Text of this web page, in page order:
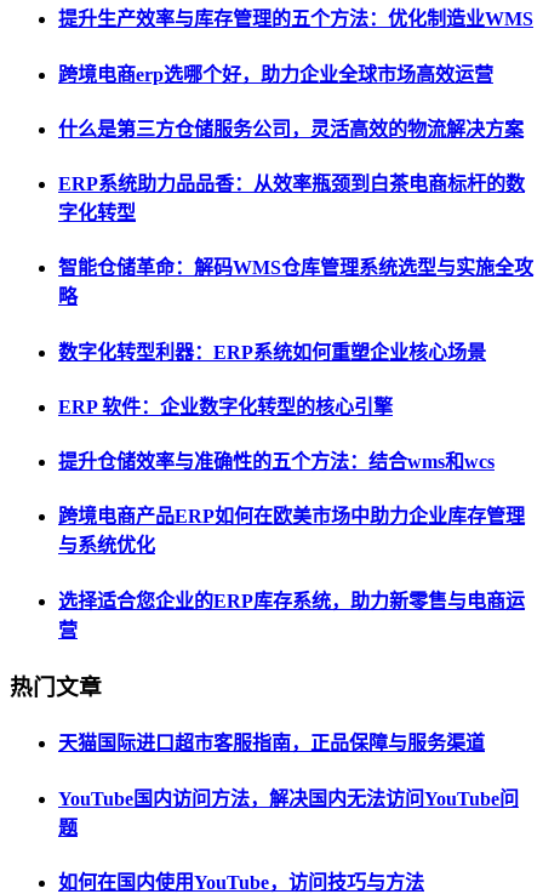
提升生产效率与库存管理的五个方法：优化制造业WMS
跨境电商erp选哪个好，助力企业全球市场高效运营
什么是第三方仓储服务公司，灵活高效的物流解决方案
ERP系统助力品品香：从效率瓶颈到白茶电商标杆的数
字化转型
智能仓储革命：解码WMS仓库管理系统选型与实施全攻
略
数字化转型利器：ERP系统如何重塑企业核心场景
ERP 软件：企业数字化转型的核心引擎
提升仓储效率与准确性的五个方法：结合wms和wcs
跨境电商产品ERP如何在欧美市场中助力企业库存管理
与系统优化
选择适合您企业的ERP库存系统，助力新零售与电商运
营
热门文章
天猫国际进口超市客服指南，正品保障与服务渠道
YouTube国内访问方法，解决国内无法访问YouTube问
题
如何在国内使用YouTube，访问技巧与方法